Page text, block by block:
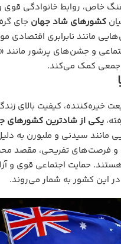
خاص، روابط خانوادگی قوی
کشورهای شاد جهان جای
مانند نابرابری اقتصادی
و جشن‌های پرشور مانند
کمک می‌کند.
خیره‌کننده، کیفیت بالای
یکی از شادترین کشورهای
مانند سیدنی و ملبورن به
فرصت‌های تفریحی، مقصد
حمایت اجتماعی قوی و
این کشور به شمار می‌روند.